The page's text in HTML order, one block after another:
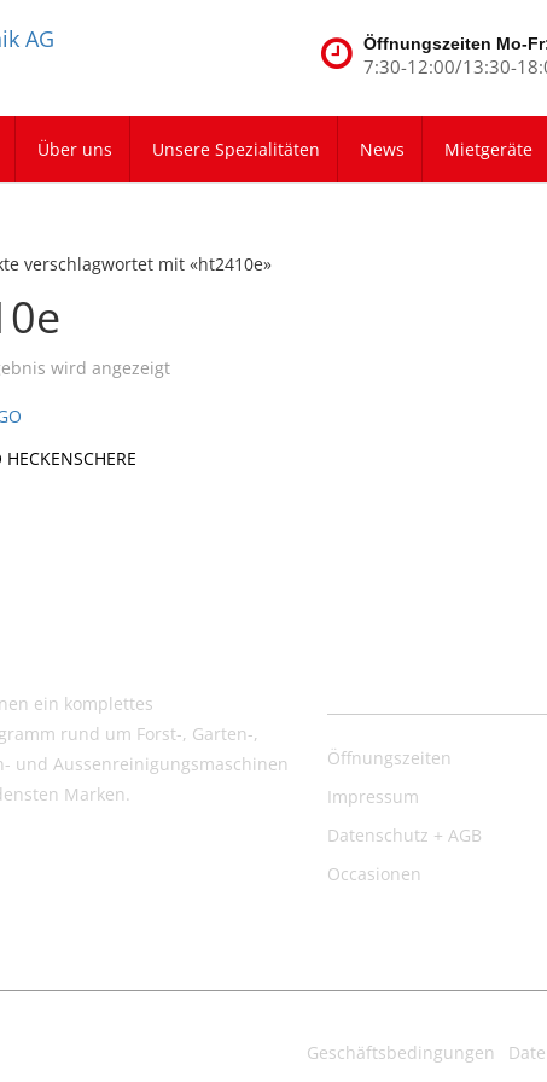
Öffnungszeiten Mo-
7:30-12:00/13:30-
Über uns Unsere Spezialitäten News Mietgeräte
verschlagwortet mit «ht2410e»
wird angezeigt
ein komplettes
rund um Forst-, Garten-,
und Aussenreinigungsmaschinen
Marken.
Öffnungszeiten
Impressum
Datenschutz + AGB
Occasionen
Geschäftsbedingungen